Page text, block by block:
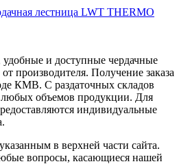
лестница LWT THERMO
и доступные чердачные
производителя. Получение заказа
КМВ. С раздаточных складов
любых объемов продукции. Для
индивидуальные
в верхней части сайта.
вопросы, касающиеся нашей